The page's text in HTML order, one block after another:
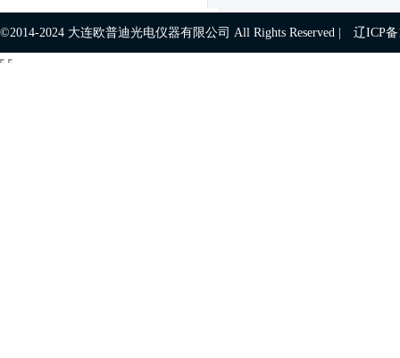
©2014-2024 大连欧普迪光电仪器有限公司 All Rights Reserved | 辽ICP备